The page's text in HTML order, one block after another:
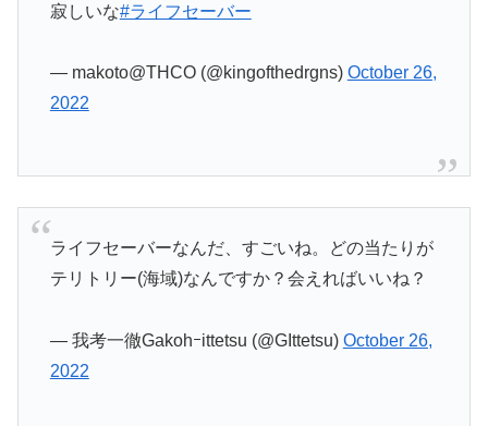
寂しいな#ライフセーバー
— makoto@THCO (@kingofthedrgns) October 26,
2022
ライフセーバーなんだ、すごいね。どの当たりが
テリトリー(海域)なんですか？会えればいいね？
— 我考一徹Gakohｰittetsu (@GIttetsu) October 26,
2022